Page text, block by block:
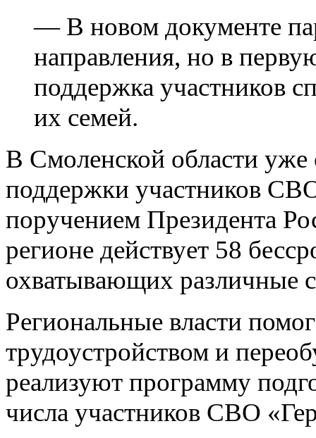
— В новом документе
направления, но в
поддержка участников
их семей.
В Смоленской области
поддержки участников
поручением Президента
регионе действует 58
охватывающих различные
Региональные власти
трудоустройством и
реализуют программу
числа участников СВО